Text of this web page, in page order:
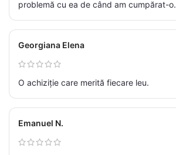
problemă cu ea de când am cumpărat-o.
Georgiana Elena
O achiziție care merită fiecare leu.
Emanuel N.